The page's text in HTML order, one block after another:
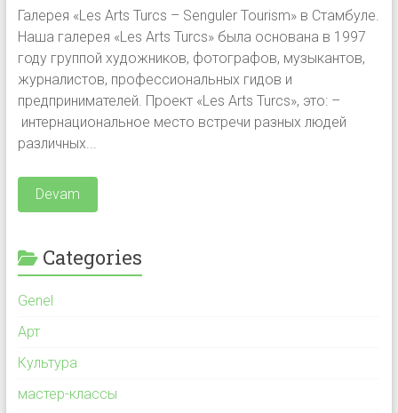
Галерея «Les Arts Turcs – Senguler Tourism» в Стамбуле.
Наша галерея «Les Arts Turcs» была основана в 1997
году группой художников, фотографов, музыкантов,
журналистов, профессиональных гидов и
предпринимателей. Проект «Les Arts Turcs», это: –
интернациональное место встречи разных людей
различных...
Devam
Categories
Genel
Арт
Культура
мастер-классы